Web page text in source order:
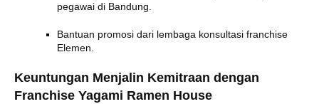
pegawai di Bandung.
Bantuan promosi dari lembaga konsultasi franchise
Elemen.
Keuntungan Menjalin Kemitraan dengan
Franchise Yagami Ramen House